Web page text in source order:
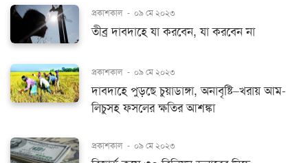
প্রকাশকাল - ০৯ মে ২০২৩
তীব্র দাবদাহে যা করবেন, যা করবেন না
প্রকাশকাল - ০৯ মে ২০২৩
দাবদাহে পুড়ছে চুয়াডাঙ্গা, অনাবৃষ্টি–খরায় আম-
লিচুসহ ফসলের ক্ষতির আশঙ্কা
প্রকাশকাল - ০৯ মে ২০২৩